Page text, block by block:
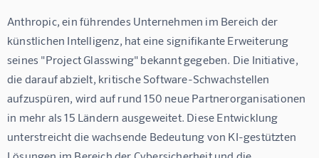
Anthropic, ein führendes Unternehmen im Bereich der
künstlichen Intelligenz, hat eine signifikante Erweiterung
seines "Project Glasswing" bekannt gegeben. Die Initiative,
die darauf abzielt, kritische Software-Schwachstellen
aufzuspüren, wird auf rund 150 neue Partnerorganisationen
in mehr als 15 Ländern ausgeweitet. Diese Entwicklung
unterstreicht die wachsende Bedeutung von KI-gestützten
Lösungen im Bereich der Cybersicherheit und die